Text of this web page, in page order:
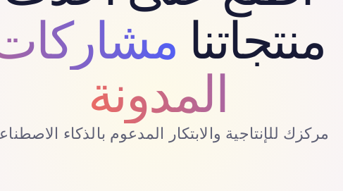
منتجاتنا
المدونة
مركزك للإنتاجية والابتكار المدعوم بالذكاء